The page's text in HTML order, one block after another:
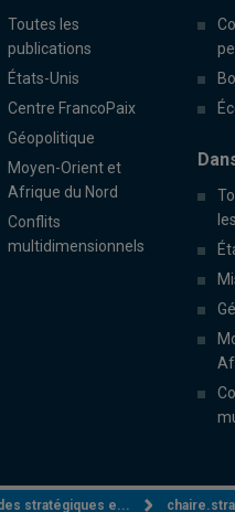
Toutes les
publications
États-Unis
Centre FrancoPaix
Géopolitique
Moyen-Orient et
Afrique du Nord
Conflits
multidimensionnels
stratégiques e...